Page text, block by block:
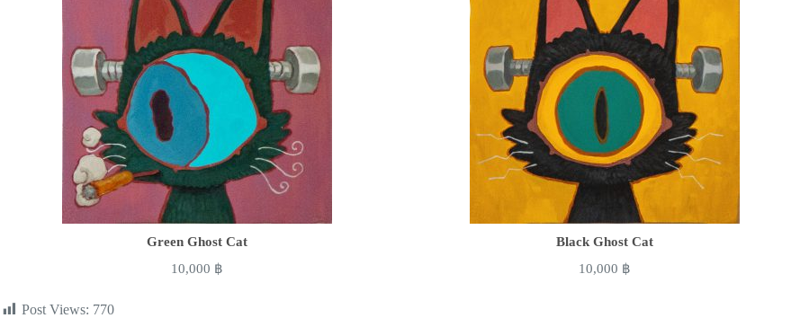
Green Ghost Cat
10,000 ฿
Black Ghost Cat
10,000 ฿
Post Views: 770